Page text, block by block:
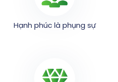
Hạnh phúc là phụng sự